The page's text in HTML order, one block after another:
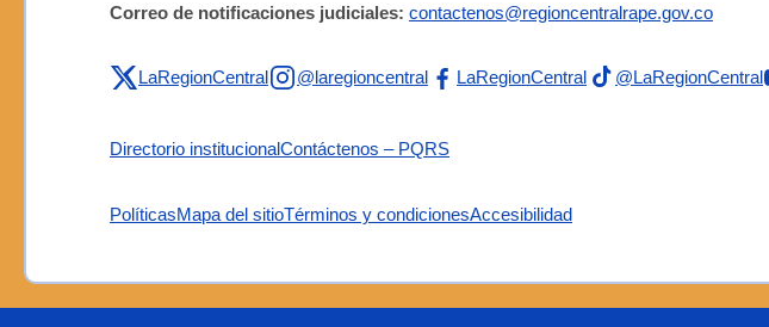
Correo de notificaciones judiciales: contactenos@regioncentralrape.gov.co
LaRegionCentral @laregioncentral LaRegionCentral @LaRegionCentral
Directorio institucionalContáctenos – PQRS
PolíticasMapa del sitioTérminos y condicionesAccesibilidad